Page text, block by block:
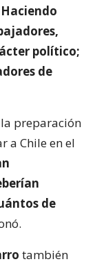
Haciendo
político;
de
preparación
a Chile en el
de
también